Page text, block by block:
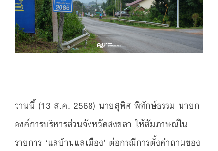
วานนี้ (13 ส.ค. 2568) นายสุพิศ พิทักษ์ธรรม นายก
องค์การบริหารส่วนจังหวัดสงขลา ให้สัมภาษณ์ใน
รายการ ‘แลบ้านแลเมือง’ ต่อกรณีการตั้งคำถามของ